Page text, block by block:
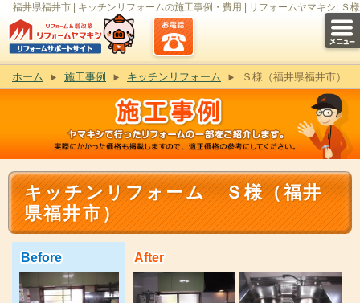
福井県福井市 | キッチンリフォームの施工事例・費用 | リフォームヤマキシ| Ｓ様
ホーム 施工事例 キッチンリフォーム Ｓ様（福井県福井市）
キッチンリフォーム Ｓ様（福井
県福井市）
Before After